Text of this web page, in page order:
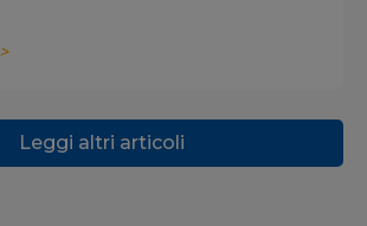
Leggi altri articoli